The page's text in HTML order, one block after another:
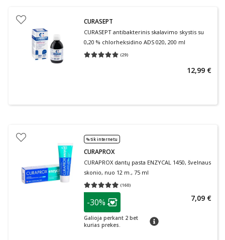
CURASEPT
CURASEPT antibakterinis skalavimo skystis su
0,20 % chlorheksidino ADS 020, 200 ml
(29)
Vidutinis įvertinimas 5.00
12,99 €
% tik internetu
CURAPROX
CURAPROX dantų pasta ENZYCAL 1450, švelnaus
skonio, nuo 12 m., 75 ml
(160)
Vidutinis įvertinimas 4.94
patarimas
Lojalumo klubo narių nuolaida
-30%
Galioja perkant 2 bet
kurias prekes.
patarimas
7,09 €